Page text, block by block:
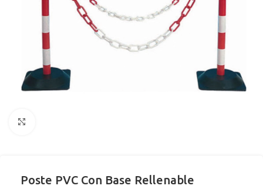
Poste PVC Con Base Rellenable